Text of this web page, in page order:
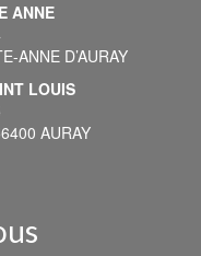
ANNE
ANNE D’AURAY
LOUIS
AURAY